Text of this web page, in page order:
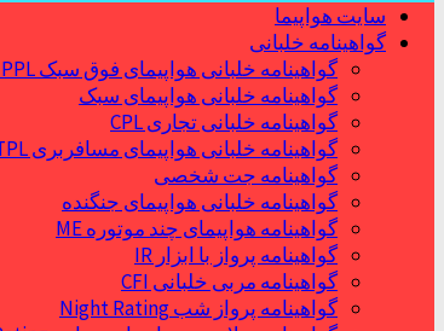
سایت هواپیما
گواهینامه خلبانی
گواهینامه خلبانی هواپیمای فوق سبک UL PPL
گواهینامه خلبانی هواپیمای سبک
گواهینامه خلبانی تجاری CPL
گواهینامه خلبانی هواپیمای مسافربری ATPL
گواهینامه جت شخصی
گواهینامه خلبانی هواپیمای جنگنده
گواهینامه هواپیمای چند موتوره ME
گواهینامه پرواز با ابزار IR
گواهینامه مربی خلبانی CFI
گواهینامه پرواز شب Night Rating